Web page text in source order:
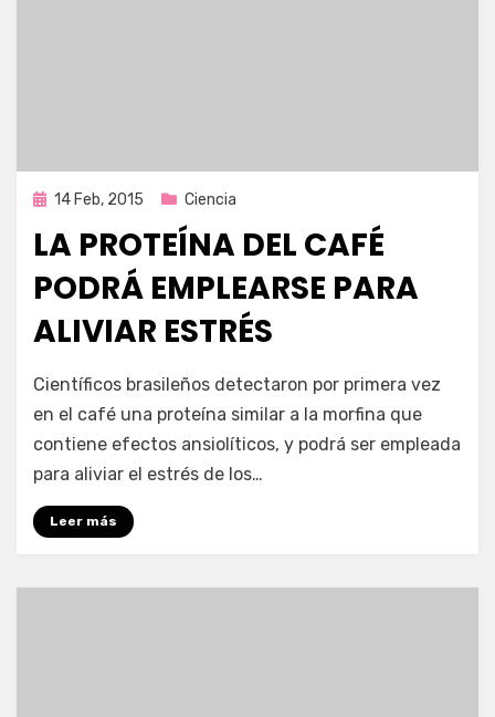
Publicada
14 Feb, 2015 Ciencia
LA PROTEÍNA DEL CAFÉ
PODRÁ EMPLEARSE PARA
ALIVIAR ESTRÉS
porEnrique
Científicos brasileños detectaron por primera vez
en el café una proteína similar a la morfina que
contiene efectos ansiolíticos, y podrá ser empleada
para aliviar el estrés de los…
Leer más